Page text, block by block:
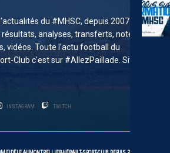
du #MHSC, depuis 2007. News,
analyses, transferts, notes
vidéos. Toute l'actu football du
Club c'est sur #AllezPaillade. Site non-
INSTAGRAM TWITCH